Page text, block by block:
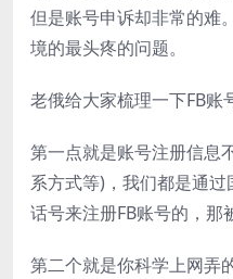
但是账号申诉却非常的难
境的最头疼的问题。
老俄给大家梳理一下FB账
第一点就是账号注册信息
系方式等)，我们都是通
话号来注册FB账号的，那
第二个就是你科学上网弄